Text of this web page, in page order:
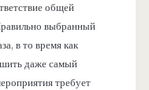
общей
выбранный
в то время как
даже самый
требует